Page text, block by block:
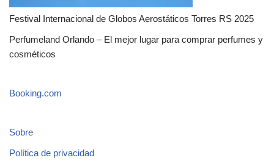
Festival Internacional de Globos Aerostáticos Torres RS 2025
Perfumeland Orlando – El mejor lugar para comprar perfumes y
cosméticos
Booking.com
Sobre
Política de privacidad